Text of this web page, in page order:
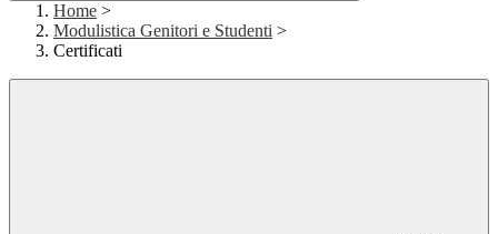
Home >
Modulistica Genitori e Studenti >
Certificati